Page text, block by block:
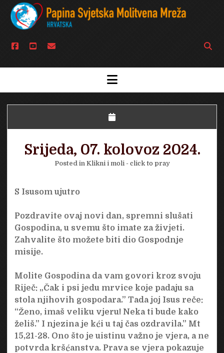
facebook
youtubeemail
Open
bar
open
menu
Srijeda, 07. kolovoz 2024.
Posted in Klikni i moli - click to pray
S Isusom ujutro
Pozdravite ovaj novi dan, spremni slušati
Gospodina, u svemu što imate za živjeti.
Zahvalite što možete biti dio Gospodnje
misije.
Molite Gospodina da vam govori kroz svoju
Riječ: „Čak i psi jedu mrvice koje padaju sa
stola njihovih gospodara.” Tada joj Isus reče:
“Ženo, imaš veliku vjeru! Neka ti bude kako
želiš.” I njezina je kći u taj čas ozdravila.” Mt
15,21-28. Ono što je uistinu važno je vjera, a ne
potvrda kršćanstva. Prava se vjera pokazuje